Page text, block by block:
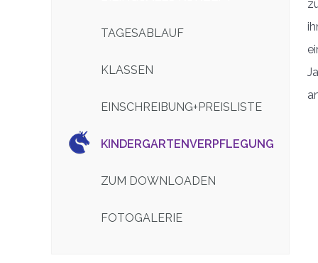
TAGESABLAUF
KLASSEN
EINSCHREIBUNG+PREISLISTE
KINDERGARTENVERPFLEGUNG
ZUM DOWNLOADEN
FOTOGALERIE